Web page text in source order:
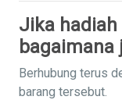
Jika
bagaimana
Berhubung terus
barang tersebut.